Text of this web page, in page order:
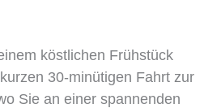
köstlichen Frühstück
30-minütigen Fahrt zur
Sie an einer spannenden